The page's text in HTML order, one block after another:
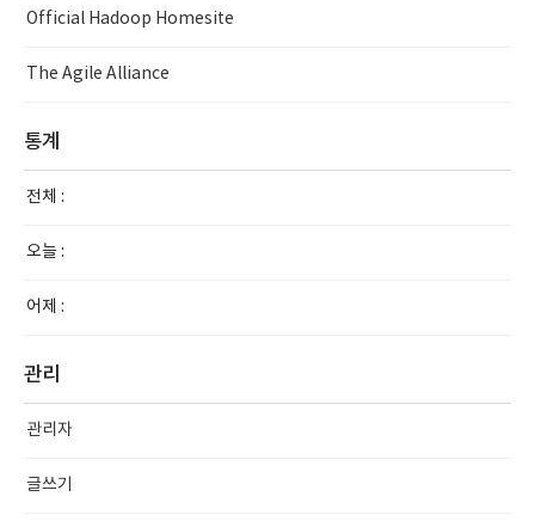
Official Hadoop Homesite
The Agile Alliance
통계
전체 :
오늘 :
어제 :
관리
관리자
글쓰기